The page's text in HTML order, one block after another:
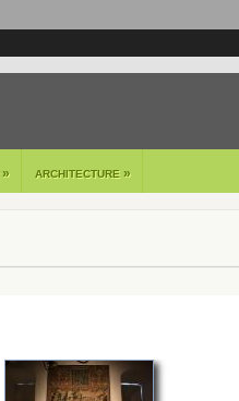
» ARCHITECTURE »